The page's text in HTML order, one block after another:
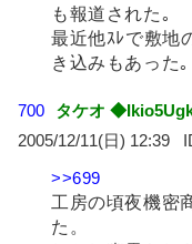
も報道された｡
最近他ｽﾚで敷地
き込みもあった｡
700
タケオ
2005/12/11(日) 12:39
>>699
工房の頃夜機密
た。